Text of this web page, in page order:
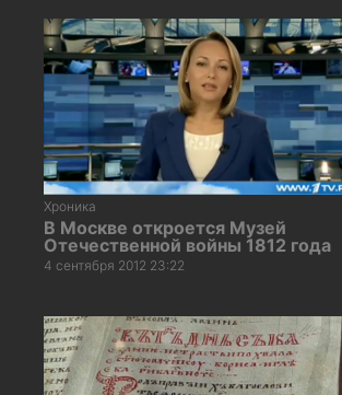
Хроника
В Москве откроется Музей
Отечественной войны 1812 года
4 сентября 2012 23:22